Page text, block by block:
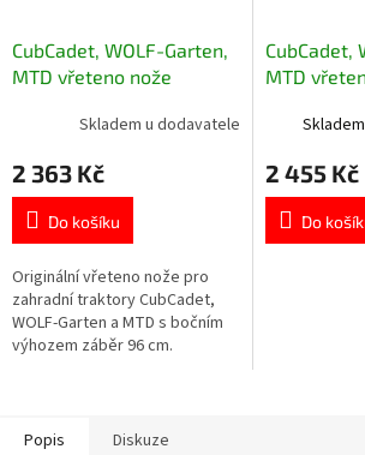
CubCadet, WOLF-Garten,
MTD vřeteno nože
cm 618-04474B
Skladem u dodavatele
2 363 Kč
Do košíku
Originální vřeteno nože pro
zahradní traktory CubCadet,
WOLF-Garten a MTD s bočním
výhozem záběr 96 cm.
CubCadet,
MTD
2 455 Kč
Do
Popis Diskuze